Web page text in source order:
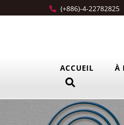
(+886)-4-22782825
ACCUEIL À